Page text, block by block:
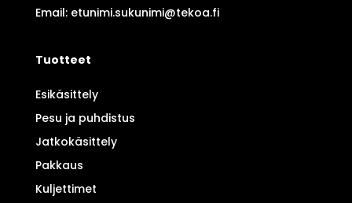
Email: etunimi.sukunimi@tekoa.fi
Tuotteet
Esikäsittely
Pesu ja puhdistus
Jatkokäsittely
Pakkaus
Kuljettimet